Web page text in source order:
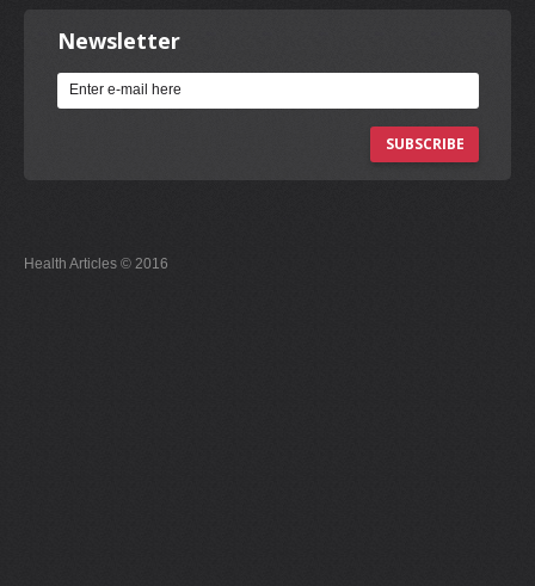
Newsletter
SUBSCRIBE
Health Articles © 2016